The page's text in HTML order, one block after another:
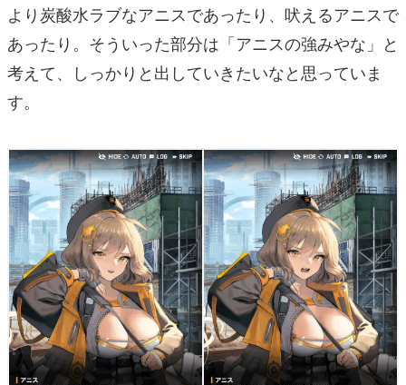
より炭酸水ラブなアニスであったり、吠えるアニスで
あったり。そういった部分は「アニスの強みやな」と
考えて、しっかりと出していきたいなと思っていま
す。